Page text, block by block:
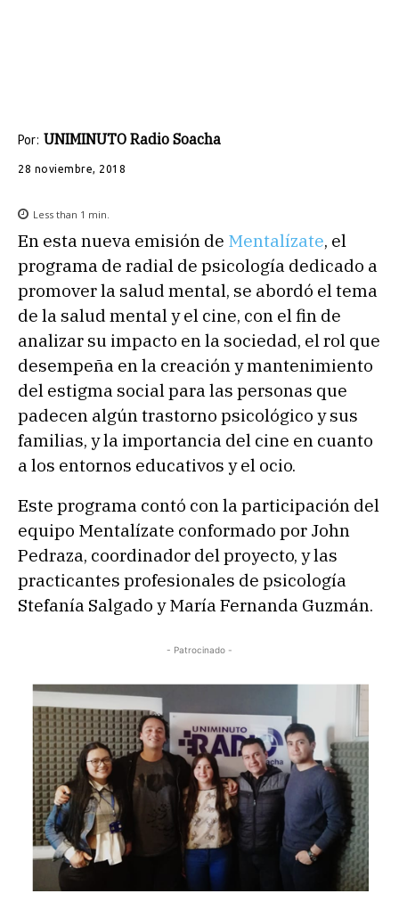
Por: UNIMINUTO Radio Soacha
28 noviembre, 2018
Less than 1 min.
En esta nueva emisión de Mentalízate, el
programa de radial de psicología dedicado a
promover la salud mental, se abordó el tema
de la salud mental y el cine, con el fin de
analizar su impacto en la sociedad, el rol que
desempeña en la creación y mantenimiento
del estigma social para las personas que
padecen algún trastorno psicológico y sus
familias, y la importancia del cine en cuanto
a los entornos educativos y el ocio.
Este programa contó con la participación del
equipo Mentalízate conformado por John
Pedraza, coordinador del proyecto, y las
practicantes profesionales de psicología
Stefanía Salgado y María Fernanda Guzmán.
- Patrocinado -